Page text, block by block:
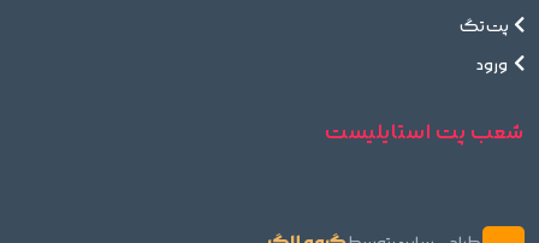
پت تگ
ورود
شعب پت استایلیست